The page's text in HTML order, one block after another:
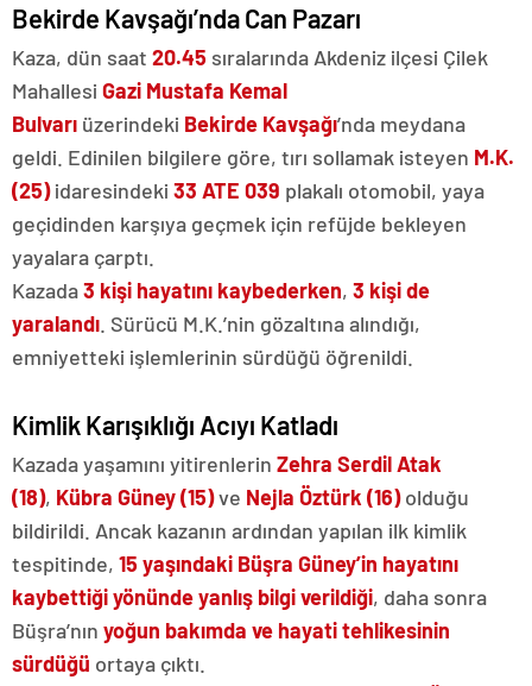
Bekirde Kavşağı’nda Can Pazarı
Kaza, dün saat 20.45 sıralarında Akdeniz ilçesi Çilek
Mahallesi Gazi Mustafa Kemal
Bulvarı üzerindeki Bekirde Kavşağı’nda meydana
geldi. Edinilen bilgilere göre, tırı sollamak isteyen M.K.
(25)idaresindeki 33 ATE 039 plakalı otomobil, yaya
geçidinden karşıya geçmek için refüjde bekleyen
yayalara çarptı.
Kazada3 kişi hayatını kaybederken, 3 kişi de
yaralandı . Sürücü M.K.’nin gözaltına alındığı,
emniyetteki işlemlerinin sürdüğü öğrenildi.
Kimlik Karışıklığı Acıyı Katladı
Kazada yaşamını yitirenlerin Zehra Serdil Atak
(18), Kübra Güney (15)ve Nejla Öztürk (16)olduğu
bildirildi. Ancak kazanın ardından yapılan ilk kimlik
tespitinde, 15 yaşındaki Büşra Güney’in hayatını
kaybettiği yönünde yanlış bilgi verildiği, daha sonra
Büşra’nın yoğun bakımda ve hayati tehlikesinin
sürdüğü ortaya çıktı.